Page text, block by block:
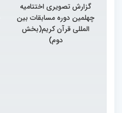
گزارش تصویری اختتامیه
چهلمین دوره مسابقات بین
المللی قرآن کریم(بخش
دوم)